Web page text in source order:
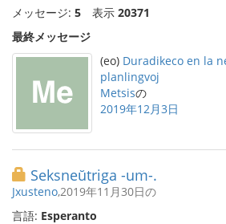
メッセージ: 5 表示 20371
最終メッセージ
(eo) Duradikeco en la
planlingvoj
Metsisの
2019年12月3日
Seksneŭtriga -um-.
Jxusteno,2019年11月30日の
言語: Esperanto